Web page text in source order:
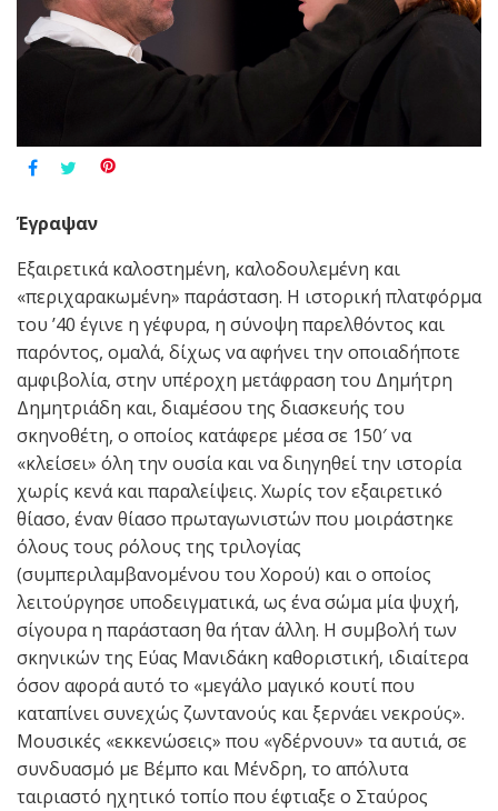
Έγραψαν
Εξαιρετικά καλοστημένη, καλοδουλεμένη και
«περιχαρακωμένη» παράσταση. Η ιστορική πλατφόρμα
του ’40 έγινε η γέφυρα, η σύνοψη παρελθόντος και
παρόντος, ομαλά, δίχως να αφήνει την οποιαδήποτε
αμφιβολία, στην υπέροχη μετάφραση του Δημήτρη
Δημητριάδη και, διαμέσου της διασκευής του
σκηνοθέτη, ο οποίος κατάφερε μέσα σε 150′ να
«κλείσει» όλη την ουσία και να διηγηθεί την ιστορία
χωρίς κενά και παραλείψεις. Χωρίς τον εξαιρετικό
θίασο, έναν θίασο πρωταγωνιστών που μοιράστηκε
όλους τους ρόλους της τριλογίας
(συμπεριλαμβανομένου του Χορού) και ο οποίος
λειτούργησε υποδειγματικά, ως ένα σώμα μία ψυχή,
σίγουρα η παράσταση θα ήταν άλλη. Η συμβολή των
σκηνικών της Εύας Μανιδάκη καθοριστική, ιδιαίτερα
όσον αφορά αυτό το «μεγάλο μαγικό κουτί που
καταπίνει συνεχώς ζωντανούς και ξερνάει νεκρούς».
Μουσικές «εκκενώσεις» που «γδέρνουν» τα αυτιά, σε
συνδυασμό με Βέμπο και Μένδρη, το απόλυτα
ταιριαστό ηχητικό τοπίο που έφτιαξε ο Σταύρος